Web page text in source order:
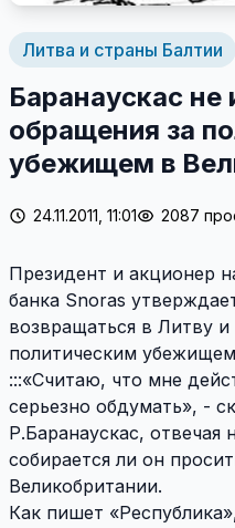
Литва и страны Балтии
Баранаускас не
обращения за
убежищем в
24.11.2011, 11:01 2087
Президент и акционер
банка Snoras
возвращаться в Литву
политическим
:::«Считаю, что мне
серьезно обдумать», -
Р.Баранаускас, отвечая
собирается ли он
Великобритании.
Как пишет